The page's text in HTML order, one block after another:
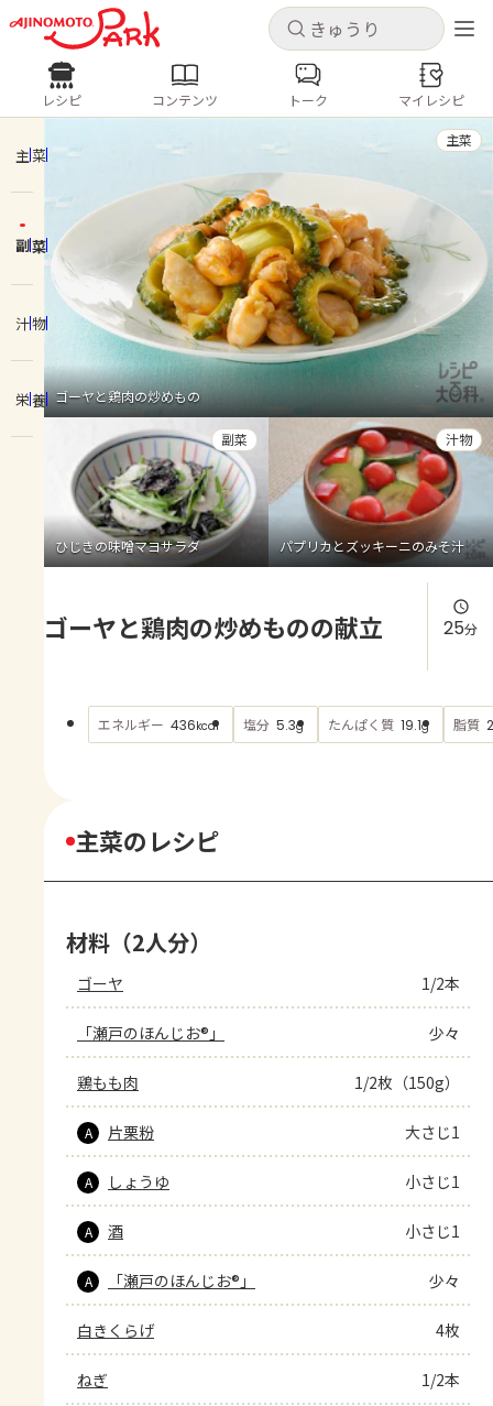
キャンセル
ログインするとレシピを保存できます
ログイン
ホーム
コンテンツ
レシピ
トーク
よくあるお問い合わせ
お買い物
AJINOMOTO PARK とは
キャンセル
レシピ コンテンツ
人気の食材・レシピ
きゅうり なす トマト
とうもろこし
ピーマン
みょうが ゴーヤ
レシピ コンテンツ トーク マイレシピ
主菜
副菜
汁物
栄養 ゴーヤと鶏肉の炒めもの
主菜
ひじきの味噌マヨサラダ
副菜
パプリカとズッキーニのみそ汁
汁物
ゴーヤと鶏肉の炒めものの献立 25分
エネルギー 436kcal 塩分 5.3g たんぱく質 19.1g 脂質
主菜のレシピ
材料（2人分）
ゴーヤ 1/2本
「瀬戸のほんじお®」 少々
鶏もも肉 1/2枚（150g）
A 片栗粉 大さじ1
A しょうゆ 小さじ1
A 酒 小さじ1
A 「瀬戸のほんじお®」 少々
白きくらげ 4枚
ねぎ 1/2本